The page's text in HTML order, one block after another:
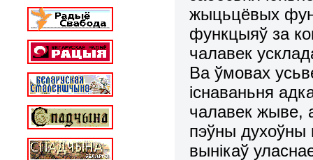
жыцьцёвых
функцыяў за
чалавек
Ва ўмовах
існаваньня
чалавек жыве,
пэўны духоўны
вынікаў